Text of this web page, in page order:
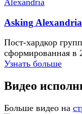
Asking Alexandria
Пост-хардкор
сформированная в
Узнать больше
Видео
Больше видео на